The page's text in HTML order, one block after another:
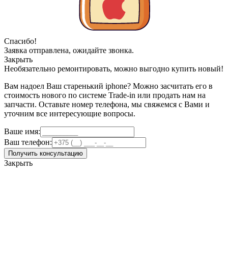
Спасибо!
Заявка отправлена, ожидайте звонка.
Закрыть
Необязательно ремонтировать, можно выгодно купить новый!
Вам надоел Ваш старенький iphone? Можно засчитать его в
стоимость нового по системе Trade-in или продать нам на
запчасти. Оставьте номер телефона, мы свяжемся с Вами и
уточним все интересующие вопросы.
Ваше имя:
Ваш телефон:
Получить консультацию
Закрыть